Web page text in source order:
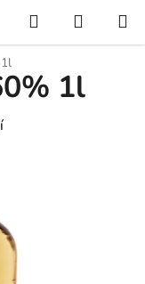
Hledat
KOŠÍK
1l